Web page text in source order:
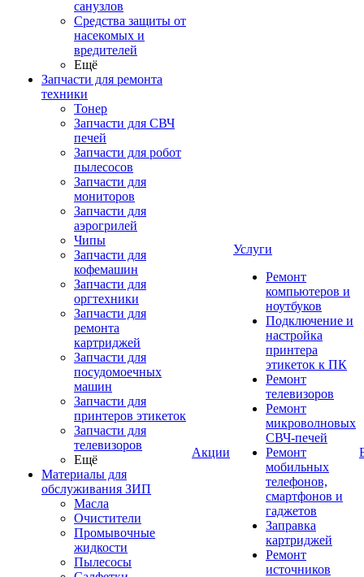
санузлов
Средства защиты от
насекомых и
вредителей
Ещё
Запчасти для ремонта
техники
Тонер
Запчасти для СВЧ
печей
Запчасти для робот
пылесосов
Запчасти для
мониторов
Запчасти для
аэрогрилей
Чипы
Запчасти для
кофемашин
Запчасти для
оргтехники
Запчасти для
ремонта
картриджей
Запчасти для
посудомоечных
машин
Запчасти для
принтеров этикеток
Запчасти для
телевизоров
Ещё
Материалы для
обслуживания ЗИП
Масла
Очистители
Промывочные
жидкости
Пылесосы
Акции
Услуги
Ремонт
компьютеров и
ноутбуков
Подключение и
настройка
принтера
этикеток к ПК
Ремонт
телевизоров
Ремонт
микроволновых
СВЧ-печей
Ремонт
мобильных
телефонов,
смартфонов и
гаджетов
Заправка
картриджей
Ремонт
источников